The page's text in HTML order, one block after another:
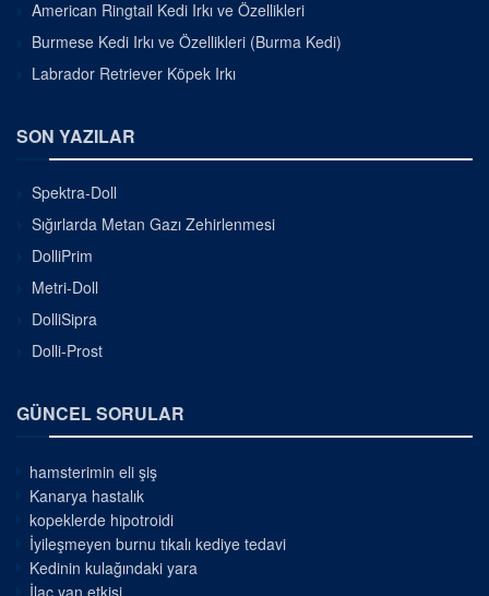
American Ringtail Kedi Irkı ve Özellikleri
Burmese Kedi Irkı ve Özellikleri (Burma Kedi)
Labrador Retriever Köpek Irkı
SON YAZILAR
Spektra-Doll
Sığırlarda Metan Gazı Zehirlenmesi
DolliPrim
Metri-Doll
DolliSipra
Dolli-Prost
GÜNCEL SORULAR
hamsterimin eli şiş
Kanarya hastalık
kopeklerde hipotroidi
İyileşmeyen burnu tıkalı kediye tedavi
Kedinin kulağındaki yara